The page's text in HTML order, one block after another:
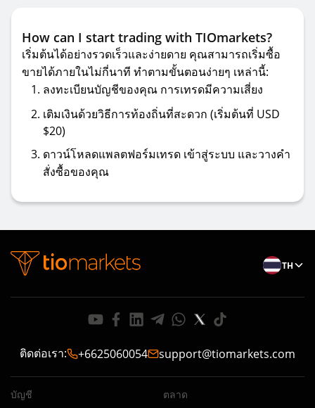
How can I start trading with TIOmarkets?
เริ่มต้นได้อย่างรวดเร็วและง่ายดาย คุณสามารถเริ่มซื้อ
ขายได้ภายในไม่กี่นาที ทำตามขั้นตอนง่ายๆ เหล่านี้:
ลงทะเบียนบัญชีของคุณ การเทรดมีความเสี่ยง
เติมเงินด้วยวิธีการท้องถิ่นที่สะดวก (เริ่มต้นที่ USD
$20)
ดาวน์โหลดแพลตฟอร์มเทรด เข้าสู่ระบบ และวางคำ
สั่งซื้อของคุณ
TH
ติดต่อเรา: +6625060054 support@tiomarkets.com
บัญชี
ตลาด